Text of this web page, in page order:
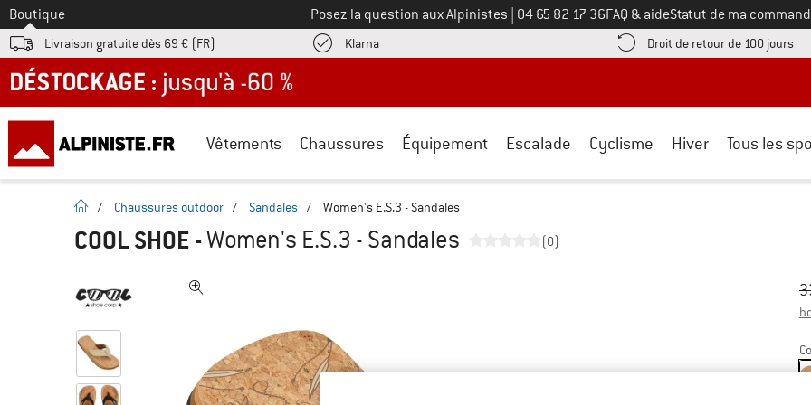
Vers le
Boutique Posez la question aux Alpinistes Appelez-nous au
04 65 82 17 36FAQ & aideStatut de ma
Livraison gratuite dès 69 € (FR) KlarnaTrouve les informations de paiement ici ! Ouvre une boîte d'information
Droit de retour de 100 jours
DÉSTOCKAGE : jusqu'à -60 %
Vêtements Chaussures Équipement Escalade Cyclisme Hiver Tous les
Page d'accueil
/ Chaussures outdoor / Sandales / Women's E.S.3 - Sandales
COOL SHOE -Women's E.S.3 - Sandales (0)